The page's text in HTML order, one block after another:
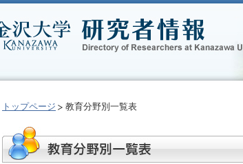
トップページ 教育分野別一覧表